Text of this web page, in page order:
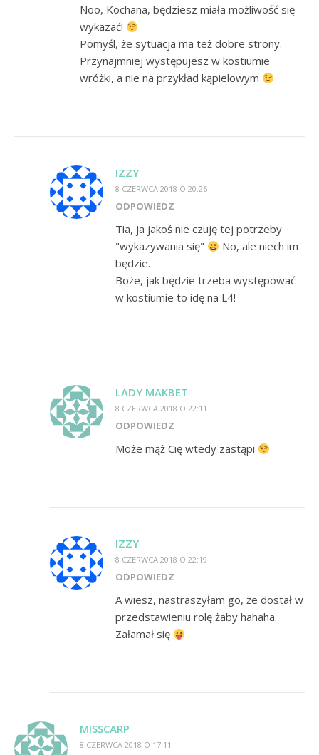
Noo, Kochana, będziesz miała możliwość się
wykazać!
Pomyśl, że sytuacja ma też dobre strony.
Przynajmniej występujesz w kostiumie
wróżki, a nie na przykład kąpielowym
IZZY
8 CZERWCA 2018 O 20:26
ODPOWIEDZ
Tia, ja jakoś nie czuję tej potrzeby
"wykazywania się"
No, ale niech im
będzie.
Boże, jak będzie trzeba występować
w kostiumie to idę na L4!
LADY MAKBET
8 CZERWCA 2018 O 22:11
ODPOWIEDZ
Może mąż Cię wtedy zastąpi
IZZY
8 CZERWCA 2018 O 22:19
ODPOWIEDZ
A wiesz, nastraszyłam go, że dostał w
przedstawieniu rolę żaby hahaha.
Załamał się
MISSCARP
8 CZERWCA 2018 O 17:11